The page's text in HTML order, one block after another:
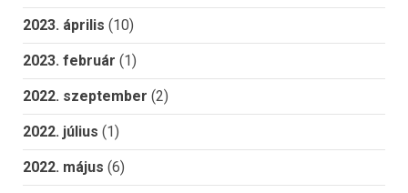
2023. április (10)
2023. február (1)
2022. szeptember (2)
2022. július (1)
2022. május (6)